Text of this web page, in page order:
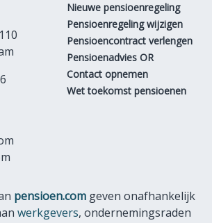
Nieuwe pensioenregeling
Pensioenregeling wijzigen
Pensioencontract verlengen
Pensioenadvies OR
Contact opnemen
Wet toekomst pensioenen
pensioen.com geven onafhankelijk
werkgevers, ondernemingsraden